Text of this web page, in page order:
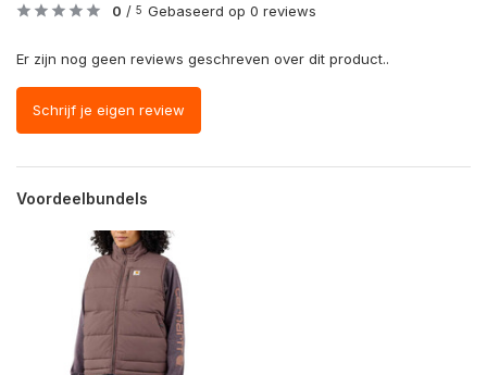
0 / 5 Gebaseerd op 0 reviews
Er zijn nog geen reviews geschreven over dit product..
Schrijf je eigen review
Voordeelbundels